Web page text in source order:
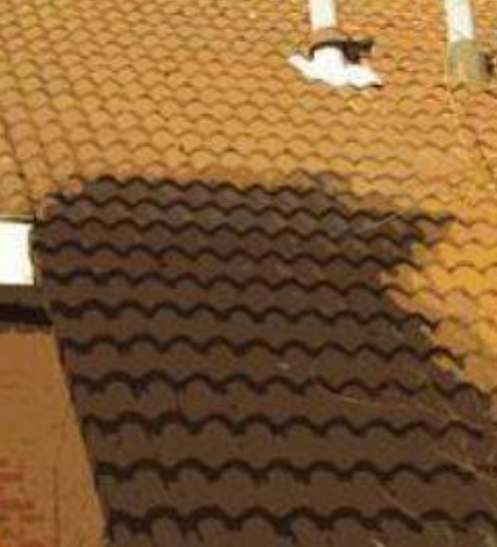
Wat is 'Voorschoten voor
Duurzaamheid'?
Inschrijven nieuwsbrief